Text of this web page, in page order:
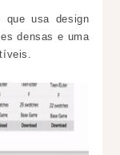
que usa design
densas e uma